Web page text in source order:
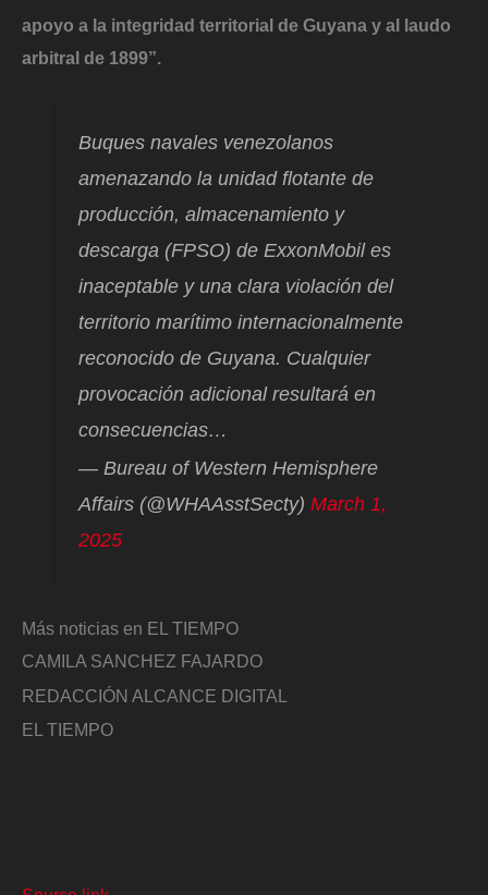
apoyo a la integridad territorial de Guyana y al laudo
arbitral de 1899”.
Buques navales venezolanos
amenazando la unidad flotante de
producción, almacenamiento y
descarga (FPSO) de ExxonMobil es
inaceptable y una clara violación del
territorio marítimo internacionalmente
reconocido de Guyana. Cualquier
provocación adicional resultará en
consecuencias…
— Bureau of Western Hemisphere
Affairs (@WHAAsstSecty)March 1,
2025
Más noticias en EL TIEMPO
CAMILA SANCHEZ FAJARDO
REDACCIÓN ALCANCE DIGITAL
EL TIEMPO